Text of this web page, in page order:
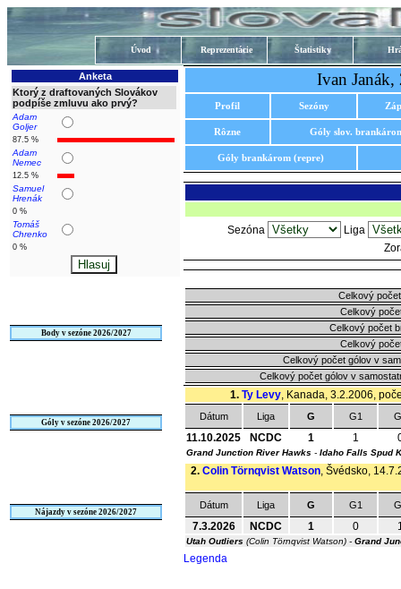
Úvod Reprezentácie Štatistiky
Anketa
Ktorý z draftovaných Slovákov
podpíše zmluvu ako prvý?
Adam
Goljer
87.5 %
Adam
Nemec
12.5 %
Samuel
Hrenák
0 %
Tomáš
Chrenko
0 %
Body v sezóne 2026/2027
Góly v sezóne 2026/2027
Nájazdy v sezóne 2026/2027
Ivan
Profil Sezóny
Rôzne Góly slov.
Góly brankárom (repre)
Sezóna
Liga
Celkový
Celkový
Celkový počet
Celkový
Celkový počet gólov v
Celkový počet gólov v
1. Ty Levy, Kanada, 3.2.2006,
Dátum Liga G G1
11.10.2025 NCDC 1 1
Grand Junction River Hawks - Idaho Falls Spud
2. Colin Törnqvist Watson, Švédsko,
Dátum Liga G G1
7.3.2026 NCDC 1 0
Utah Outliers (Colin Törnqvist Watson) - Grand
Legenda